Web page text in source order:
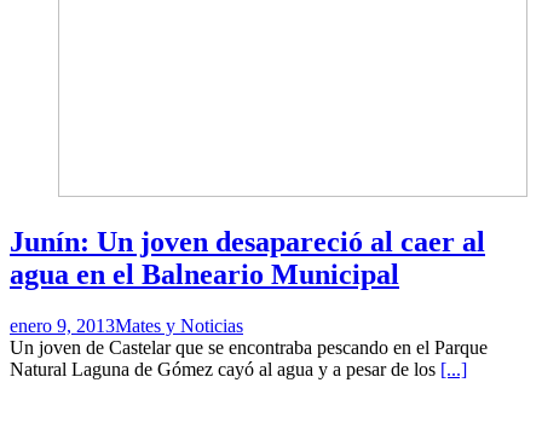
Junín: Un joven desapareció al caer al
agua en el Balneario Municipal
enero 9, 2013Mates y Noticias
Un joven de Castelar que se encontraba pescando en el Parque
Natural Laguna de Gómez cayó al agua y a pesar de los [...]